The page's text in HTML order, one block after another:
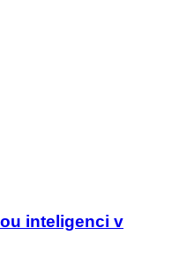
inteligenci v